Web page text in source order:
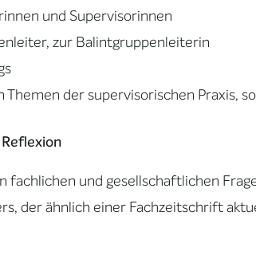
und Supervisorinnen
zur Balintgruppenleiterin
Themen der supervisorischen Praxis,
fachlichen und gesellschaftlichen
der ähnlich einer Fachzeitschrift